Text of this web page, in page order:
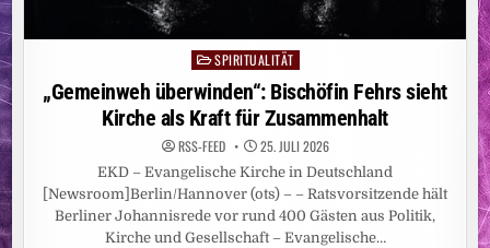
PostedSPIRITUALITÄT
„Gemeinweh überwinden“: Bischöfin Fehrs sieht
Kirche als Kraft für Zusammenhalt
RSS-FEED 25. JULI 2026
EKD – Evangelische Kirche in Deutschland
[Newsroom]Berlin/Hannover (ots) – – Ratsvorsitzende hält
Berliner Johannisrede vor rund 400 Gästen aus Politik,
Kirche und Gesellschaft – Evangelische…